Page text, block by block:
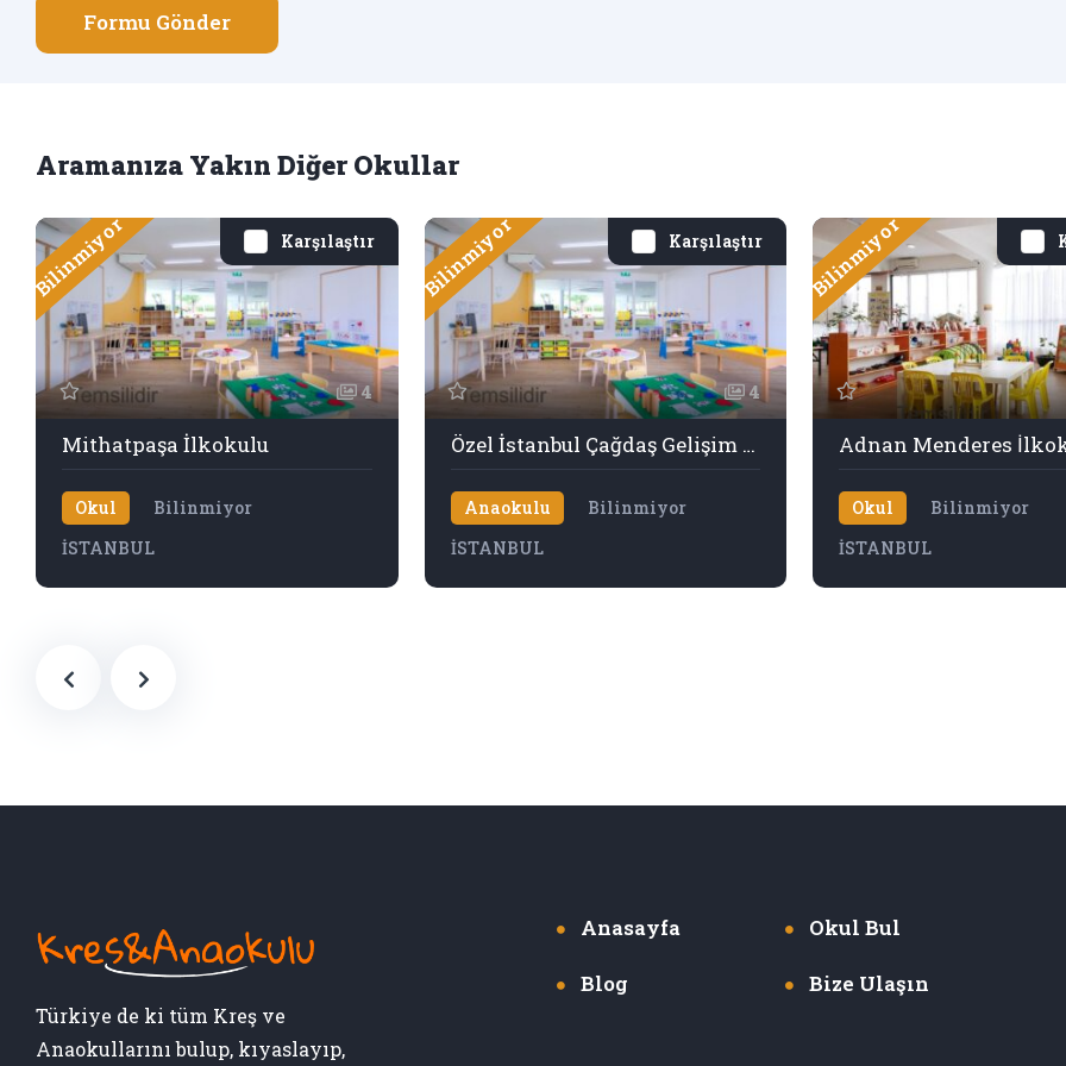
Formu Gönder
Aramanıza Yakın Diğer Okullar
Karşılaştır
Bilinmiyor
4
Mithatpaşa İlkokulu
Okul
Bilinmiyor
İSTANBUL
Karşılaştır
Bilinmiyor
4
Özel İstanbul Çağdaş Gelişim Anaokulu
Anaokulu
Bilinmiyor
İSTANBUL
Bilinmiyor
Adnan Menderes
Okul
Bilinmiyor
İSTANBUL
Türkiye de ki tüm Kreş ve
Anaokullarını bulup, kıyaslayıp,
Anasayfa Okul Bul
Blog Bize Ulaşın